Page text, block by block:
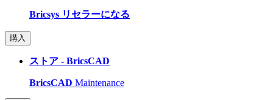
Bricsys リセラーになる
購入
ストア - BricsCAD
BricsCAD Maintenance